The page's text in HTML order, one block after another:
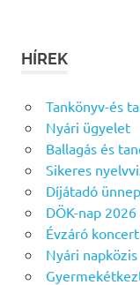
HÍREK
Tankönyv-és
Nyári ügyelet
Ballagás és
Sikeres
Díjátadó
DÖK-nap 2026
Évzáró
Nyári